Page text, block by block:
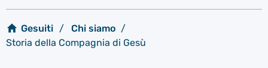
Gesuiti
Chi siamo
Storia della Compagnia di Gesù